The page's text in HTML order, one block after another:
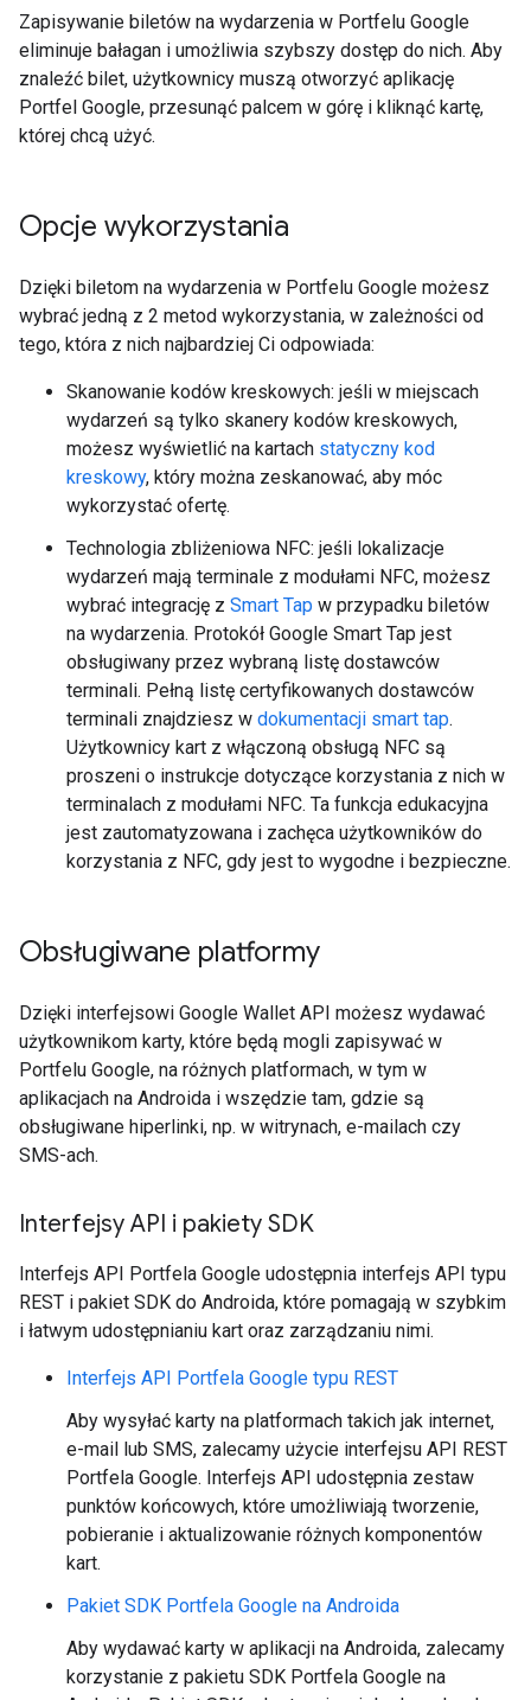
Zapisywanie biletów na wydarzenia w Portfelu Google
eliminuje bałagan i umożliwia szybszy dostęp do nich. Aby
znaleźć bilet, użytkownicy muszą otworzyć aplikację
Portfel Google, przesunąć palcem w górę i kliknąć kartę,
której chcą użyć.
Opcje wykorzystania
Dzięki biletom na wydarzenia w Portfelu Google możesz
wybrać jedną z 2 metod wykorzystania, w zależności od
tego, która z nich najbardziej Ci odpowiada:
Skanowanie kodów kreskowych: jeśli w miejscach
wydarzeń są tylko skanery kodów kreskowych,
możesz wyświetlić na kartach statyczny kod
kreskowy, który można zeskanować, aby móc
wykorzystać ofertę.
Technologia zbliżeniowa NFC: jeśli lokalizacje
wydarzeń mają terminale z modułami NFC, możesz
wybrać integrację z Smart Tap w przypadku biletów
na wydarzenia. Protokół Google Smart Tap jest
obsługiwany przez wybraną listę dostawców
terminali. Pełną listę certyfikowanych dostawców
terminali znajdziesz w dokumentacji smart tap.
Użytkownicy kart z włączoną obsługą NFC są
proszeni o instrukcje dotyczące korzystania z nich w
terminalach z modułami NFC. Ta funkcja edukacyjna
jest zautomatyzowana i zachęca użytkowników do
korzystania z NFC, gdy jest to wygodne i bezpieczne.
Obsługiwane platformy
Dzięki interfejsowi Google Wallet API możesz wydawać
użytkownikom karty, które będą mogli zapisywać w
Portfelu Google, na różnych platformach, w tym w
aplikacjach na Androida i wszędzie tam, gdzie są
obsługiwane hiperlinki, np. w witrynach, e-mailach czy
SMS-ach.
Interfejsy API i pakiety SDK
Interfejs API Portfela Google udostępnia interfejs API typu
REST i pakiet SDK do Androida, które pomagają w szybkim
i łatwym udostępnianiu kart oraz zarządzaniu nimi.
Interfejs API Portfela Google typu REST
Aby wysyłać karty na platformach takich jak internet,
e-mail lub SMS, zalecamy użycie interfejsu API REST
Portfela Google. Interfejs API udostępnia zestaw
punktów końcowych, które umożliwiają tworzenie,
pobieranie i aktualizowanie różnych komponentów
kart.
Pakiet SDK Portfela Google na Androida
Aby wydawać karty w aplikacji na Androida, zalecamy
korzystanie z pakietu SDK Portfela Google na